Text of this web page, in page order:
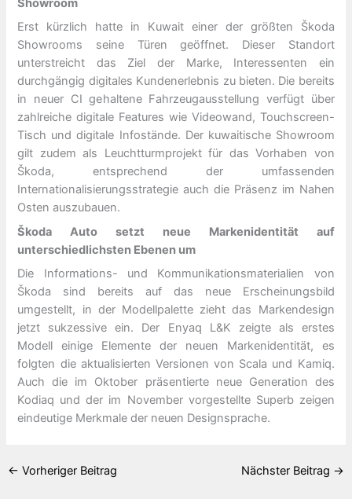
Showroom
Erst kürzlich hatte in Kuwait einer der größten Škoda
Showrooms seine Türen geöffnet. Dieser Standort
unterstreicht das Ziel der Marke, Interessenten ein
durchgängig digitales Kundenerlebnis zu bieten. Die bereits
in neuer CI gehaltene Fahrzeugausstellung verfügt über
zahlreiche digitale Features wie Videowand, Touchscreen-
Tisch und digitale Infostände. Der kuwaitische Showroom
gilt zudem als Leuchtturmprojekt für das Vorhaben von
Škoda, entsprechend der umfassenden
Internationalisierungsstrategie auch die Präsenz im Nahen
Osten auszubauen.
Škoda Auto setzt neue Markenidentität auf
unterschiedlichsten Ebenen um
Die Informations- und Kommunikationsmaterialien von
Škoda sind bereits auf das neue Erscheinungsbild
umgestellt, in der Modellpalette zieht das Markendesign
jetzt sukzessive ein. Der Enyaq L&K zeigte als erstes
Modell einige Elemente der neuen Markenidentität, es
folgten die aktualisierten Versionen von Scala und Kamiq.
Auch die im Oktober präsentierte neue Generation des
Kodiaq und der im November vorgestellte Superb zeigen
eindeutige Merkmale der neuen Designsprache.
← Vorheriger Beitrag Nächster Beitrag →